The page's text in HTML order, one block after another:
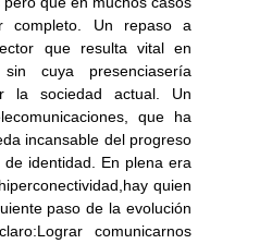
completo. Un repaso a
que resulta vital en
cuya presenciasería
la sociedad actual. Un
que ha
incansable del progreso
identidad. En plena era
quien
paso de la evolución
comunicarnos